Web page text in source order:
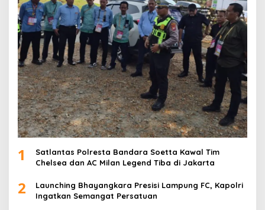
1
Satlantas Polresta Bandara Soetta Kawal Tim
Chelsea dan AC Milan Legend Tiba di Jakarta
2
Launching Bhayangkara Presisi Lampung FC, Kapolri
Ingatkan Semangat Persatuan